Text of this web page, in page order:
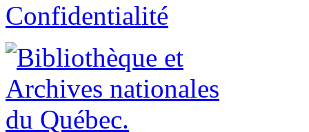
Confidentialité